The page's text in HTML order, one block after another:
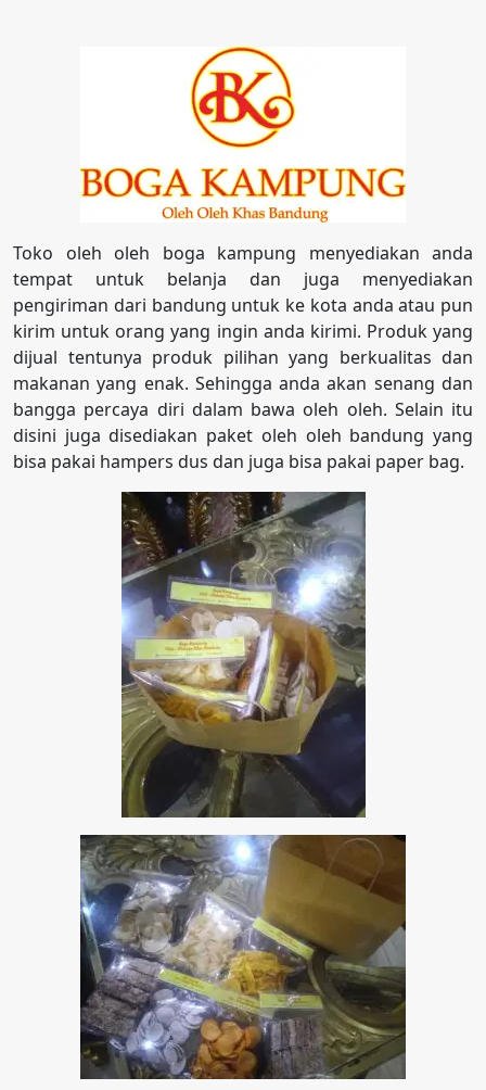
Toko oleh oleh boga kampung menyediakan anda
tempat untuk belanja dan juga menyediakan
pengiriman dari bandung untuk ke kota anda atau pun
kirim untuk orang yang ingin anda kirimi. Produk yang
dijual tentunya produk pilihan yang berkualitas dan
makanan yang enak. Sehingga anda akan senang dan
bangga percaya diri dalam bawa oleh oleh. Selain itu
disini juga disediakan paket oleh oleh bandung yang
bisa pakai hampers dus dan juga bisa pakai paper bag.